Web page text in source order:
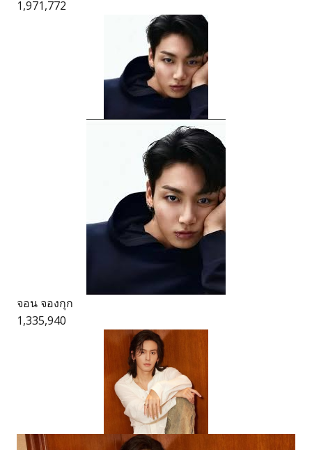
1,971,772
จอน จองกุก
1,335,940